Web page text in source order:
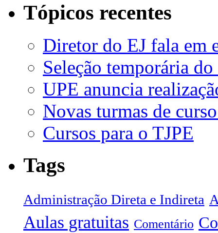
Tópicos recentes
Diretor do EJ fala em
Seleção temporária
UPE anuncia
Novas turmas de
Cursos para o TJPE
Tags
Administração Direta e Indireta
Aulas gratuitas Comentário